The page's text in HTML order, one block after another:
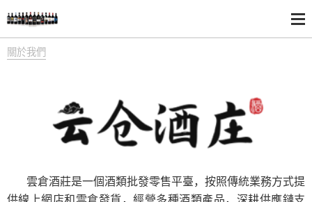
關於我們
雲倉酒莊是一個酒類批發零售平臺，按照傳統業務方式提
供線上網店和雲倉發貨，經營多種酒類產品，深耕供應鏈支